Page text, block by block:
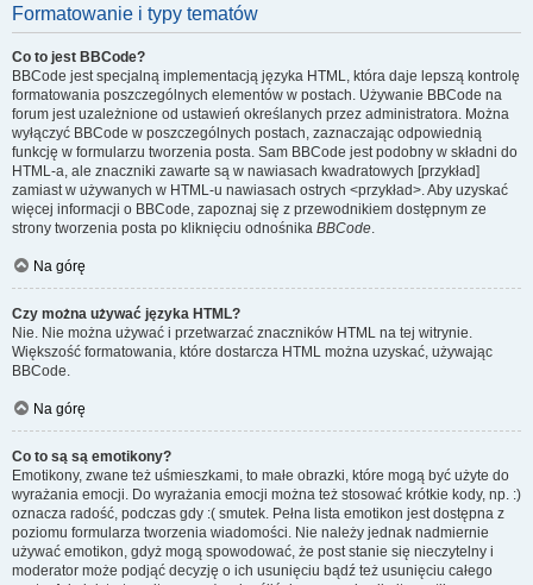
Formatowanie i typy tematów
Co to jest BBCode?
BBCode jest specjalną implementacją języka HTML, która daje lepszą kontrolę
formatowania poszczególnych elementów w postach. Używanie BBCode na
forum jest uzależnione od ustawień określanych przez administratora. Można
wyłączyć BBCode w poszczególnych postach, zaznaczając odpowiednią
funkcję w formularzu tworzenia posta. Sam BBCode jest podobny w składni do
HTML-a, ale znaczniki zawarte są w nawiasach kwadratowych [przykład]
zamiast w używanych w HTML-u nawiasach ostrych <przykład>. Aby uzyskać
więcej informacji o BBCode, zapoznaj się z przewodnikiem dostępnym ze
strony tworzenia posta po kliknięciu odnośnika BBCode.
Na górę
Czy można używać języka HTML?
Nie. Nie można używać i przetwarzać znaczników HTML na tej witrynie.
Większość formatowania, które dostarcza HTML można uzyskać, używając
BBCode.
Na górę
Co to są są emotikony?
Emotikony, zwane też uśmieszkami, to małe obrazki, które mogą być użyte do
wyrażania emocji. Do wyrażania emocji można też stosować krótkie kody, np. :)
oznacza radość, podczas gdy :( smutek. Pełna lista emotikon jest dostępna z
poziomu formularza tworzenia wiadomości. Nie należy jednak nadmiernie
używać emotikon, gdyż mogą spowodować, że post stanie się nieczytelny i
moderator może podjąć decyzję o ich usunięciu bądź też usunięciu całego